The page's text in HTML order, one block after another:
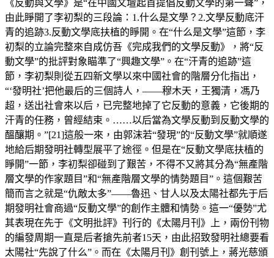
《反動與文學》是“在中國文壇起首提倡反動文學的第一聲”，
由此睜開了李初梨的三段論：1.什么是文學？2.文學反動底汗
青的追跡3.反動文學底扶植的睜開。在“什么是文學”這節，李
初梨的立論完整來自成仿吾《完成我們的文學反動》，將“反
動文學”的批評對象瞄準了“興趣文學”。在“汗青的追跡”這
節，李初梨則從五四新文學以來中國社會的階層分化指出，
“‘發明社’把他最后的三個詩人，——穆木天，王獨清，馮乃
超，送出社會來以后，已完整地掉了它反動的意義，它後期的
汗青的任務，曾經結束。……以后當為文學反動到反動文學的
醞釀期。”[21]這般一來，由郭沫若“發現”的“反動文學”就順遂
地給后期發明社轉型展平了途徑。但是在“反動文學底扶植的
睜開”一節，李初梨卻碰到了艱苦，不得不又將其分為“無產階
層文學的作家題目”和“無產階層文學的情勢題目”。這個艱苦
簡而言之就是“仇敵太多”——魯迅、甘人以及太陽社都先于后
期發明社會商過“反動文學”的創作主體和情勢。這一“優勢”尤
其表現在先于《文明批評》刊行的《太陽月刊》上，兩份刊物
的編發周期一直是后者搶先前者15天，由此招致發明社總要看
太陽社“先說了什么”。而在《太陽月刊》創刊號上，蔣光慈頒